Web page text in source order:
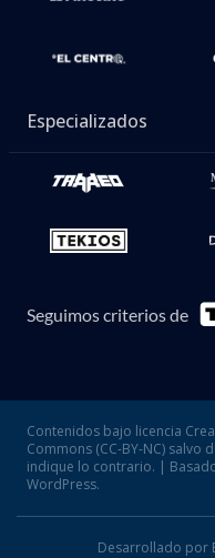
Especializados
Seguimos criterios de
Contenidos bajo licencia
Commons (CC-BY-NC) salvo
indique lo contrario. |
WordPress.
Desarrollado por